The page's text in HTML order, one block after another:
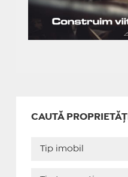
CAUTĂ PROPRIETĂȚI